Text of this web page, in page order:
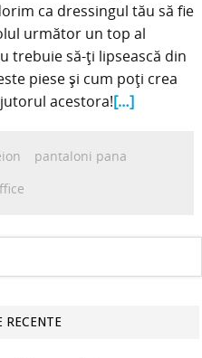
ca dressingul tău să fie
următor un top al
trebuie să-ți lipsească din
piese și cum poți crea
acestora![…]
pantaloni pana
RECENTE